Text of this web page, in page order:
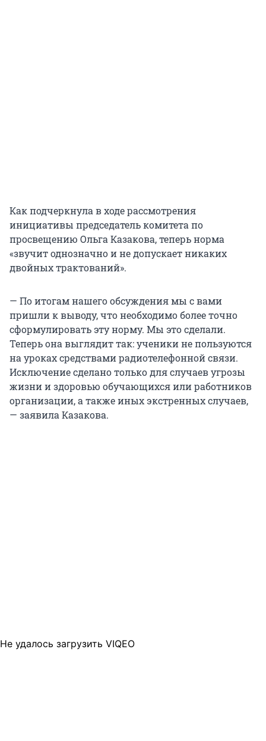
Как подчеркнула в ходе рассмотрения
инициативы председатель комитета по
просвещению Ольга Казакова, теперь норма
«звучит однозначно и не допускает никаких
двойных трактований».
— По итогам нашего обсуждения мы с вами
пришли к выводу, что необходимо более точно
сформулировать эту норму. Мы это сделали.
Теперь она выглядит так: ученики не пользуются
на уроках средствами радиотелефонной связи.
Исключение сделано только для случаев угрозы
жизни и здоровью обучающихся или работников
организации, а также иных экстренных случаев,
— заявила Казакова.
Не удалось загрузить VIQEO